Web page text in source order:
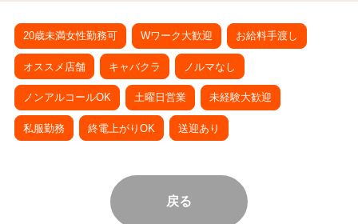
20歳未満女性勤務可 Wワーク大歓迎 お給料手渡し
オススメ店舗 キャバクラ ノルマなし
ノンアルコールOK 土曜日営業 未経験大歓迎
私服勤務 終電上がりOK 送迎あり
戻る